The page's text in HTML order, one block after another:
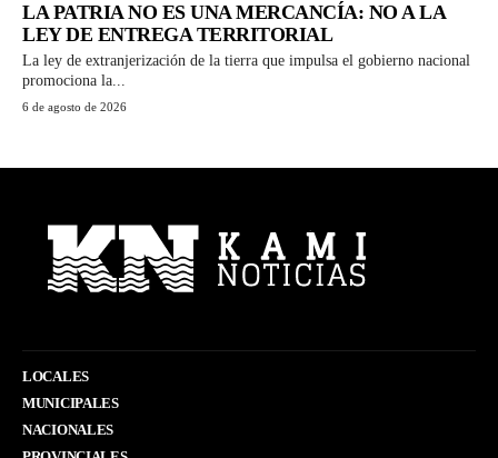
LA PATRIA NO ES UNA MERCANCÍA: NO A LA
LEY DE ENTREGA TERRITORIAL
La ley de extranjerización de la tierra que impulsa el gobierno nacional
promociona la...
6 de agosto de 2026
LOCALES
MUNICIPALES
NACIONALES